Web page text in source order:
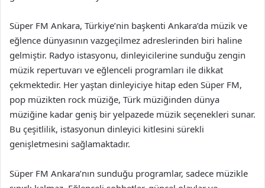
Süper FM Ankara, Türkiye’nin başkenti Ankara’da müzik ve
eğlence dünyasının vazgeçilmez adreslerinden biri haline
gelmiştir. Radyo istasyonu, dinleyicilerine sunduğu zengin
müzik repertuvarı ve eğlenceli programları ile dikkat
çekmektedir. Her yaştan dinleyiciye hitap eden Süper FM,
pop müzikten rock müziğe, Türk müziğinden dünya
müziğine kadar geniş bir yelpazede müzik seçenekleri sunar.
Bu çeşitlilik, istasyonun dinleyici kitlesini sürekli
genişletmesini sağlamaktadır.
Süper FM Ankara’nın sunduğu programlar, sadece müzikle